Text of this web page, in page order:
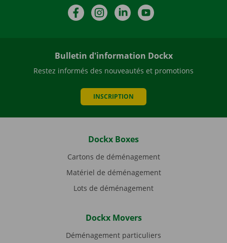
FacebookInstagramLinkedIn
Bulletin d'information Dockx
Restez informés des nouveautés et promotions
INSCRIPTION
Dockx Boxes
Cartons de déménagement
Matériel de déménagement
Lots de déménagement
Dockx Movers
Déménagement particuliers